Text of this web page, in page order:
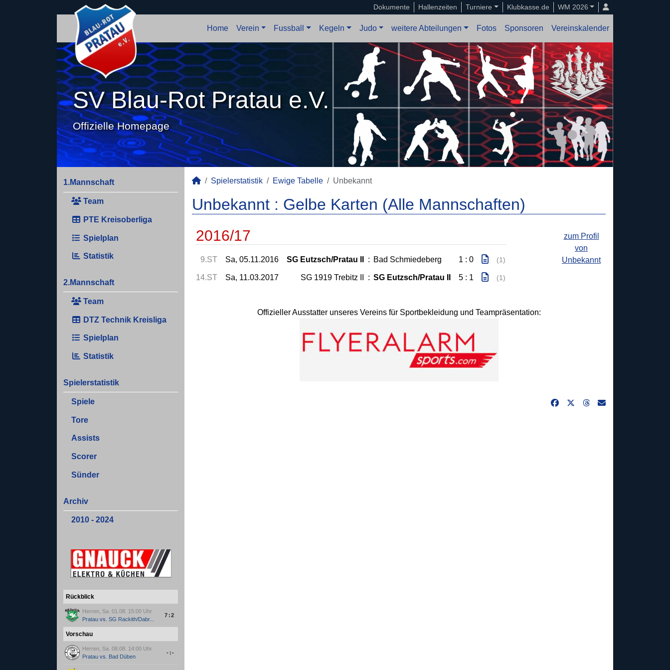
Dokumente Hallenzeiten Turniere Klubkasse.de WM 2026
Home Verein Fussball Kegeln Judo weitere Abteilungen Fotos Sponsoren Vereinskalender
SV Blau-Rot Pratau e.V.
Offizielle Homepage
1.Mannschaft
Team
PTE Kreisoberliga
Spielplan
Statistik
2.Mannschaft
Team
DTZ Technik Kreisliga
Spielplan
Statistik
Spielerstatistik
Spiele
Tore
Assists
Scorer
Sünder
Archiv
2010 - 2024
Rückblick
Herren, Sa. 01.08. 15:00 Uhr
Pratauvs. SG Rackith/Dabr...
7:2
Vorschau
Herren, Sa. 08.08. 14:00 Uhr
Pratauvs. Bad Düben
-:-
Spielerstatistik Ewige Tabelle Unbekannt
Unbekannt : Gelbe Karten (Alle Mannschaften)
zum Profil
von
Unbekannt
2016/17
9.ST Sa, 05.11.2016 SG Eutzsch/Pratau II : Bad Schmiedeberg 1 : 0 (1)
14.ST Sa, 11.03.2017 SG 1919 Trebitz II : SG Eutzsch/Pratau II 5 : 1 (1)
Offizieller Ausstatter unseres Vereins für Sportbekleidung und Teampräsentation: